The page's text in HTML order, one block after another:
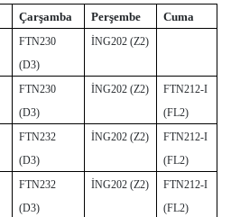
Çarşamba Perşembe Cuma
FTN230
(D3)
İNG202 (Z2)
FTN230
(D3)
İNG202 (Z2)
FTN212-I
(FL2)
FTN232
(D3)
İNG202 (Z2)
FTN212-I
(FL2)
FTN232
(D3)
İNG202 (Z2)
FTN212-I
(FL2)